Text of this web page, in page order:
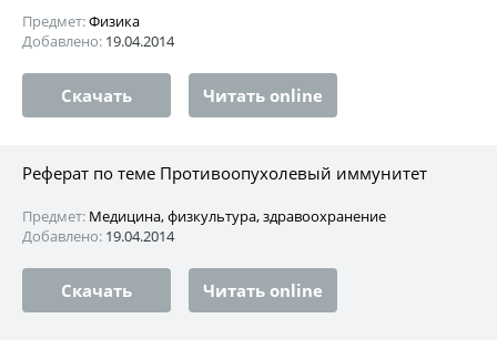
Предмет:Физика
Добавлено: 19.04.2014
Скачать Читать online
Реферат по теме Противоопухолевый иммунитет
Предмет: Медицина, физкультура, здравоохранение
Добавлено: 19.04.2014
Скачать Читать online